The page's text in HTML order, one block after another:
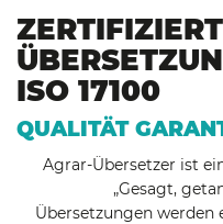
ISO 17100
QUALITÄT
Agrar-Übersetzer ist
„Gesagt,
Übersetzungen